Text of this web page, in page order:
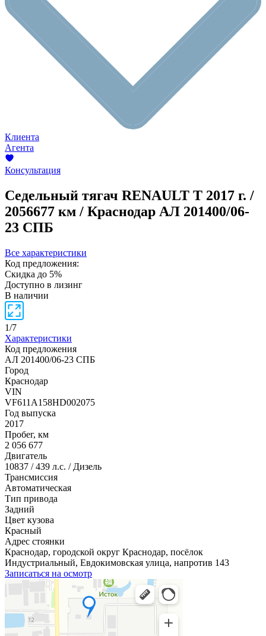
Клиента
Агента
Консультация
Седельный тягач RENAULT T 2017 г. /
2056677 км / Краснодар АЛ 201400/06-
23 СПБ
Все характеристики
Код предложения:
Скидка до 5%
Доступно в лизинг
В наличии
1/7
Характеристики
Код предложения
АЛ 201400/06-23 СПБ
Город
Краснодар
VIN
VF611A158HD002075
Год выпуска
2017
Пробег, км
2 056 677
Двигатель
10837 / 439 л.с. / Дизель
Трансмиссия
Автоматическая
Тип привода
Задний
Цвет кузова
Красный
Адрес стоянки
Краснодар, городской округ Краснодар, посёлок
Индустриальный, Евдокимовская улица, напротив 143
Записаться на осмотр